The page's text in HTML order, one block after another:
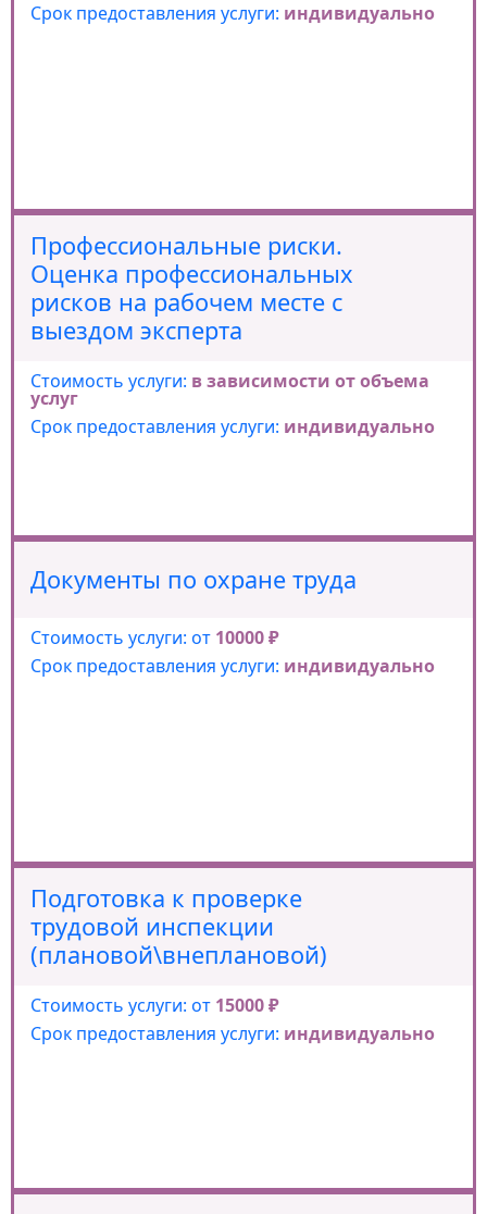
Срок предоставления услуги: индивидуально
Профессиональные риски.
Оценка профессиональных
рисков на рабочем месте с
выездом эксперта
Стоимость услуги: в зависимости от объема
услуг
Срок предоставления услуги: индивидуально
Документы по охране труда
Стоимость услуги: от 10000 ₽
Срок предоставления услуги: индивидуально
Подготовка к проверке
трудовой инспекции
(плановой\внеплановой)
Стоимость услуги: от 15000 ₽
Срок предоставления услуги: индивидуально